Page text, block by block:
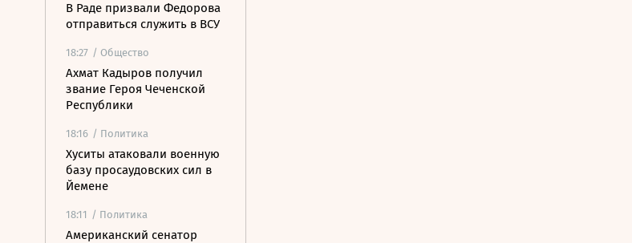
В Раде призвали Федорова
отправиться служить в ВСУ
18:27 / Общество
Ахмат Кадыров получил
звание Героя Чеченской
Республики
18:16 / Политика
Хуситы атаковали военную
базу просаудовских сил в
Йемене
18:11 / Политика
Американский сенатор